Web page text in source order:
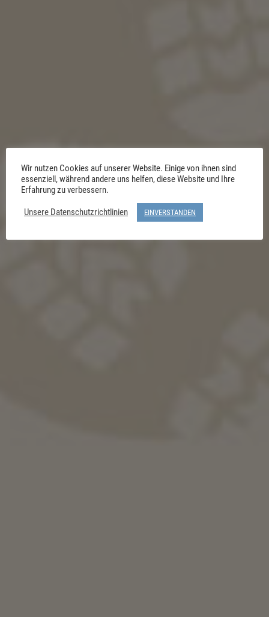
Wir nutzen Cookies auf unserer Website. Einige von ihnen sind
essenziell, während andere uns helfen, diese Website und Ihre
Erfahrung zu verbessern.
Unsere Datenschutzrichtlinien
EINVERSTANDEN